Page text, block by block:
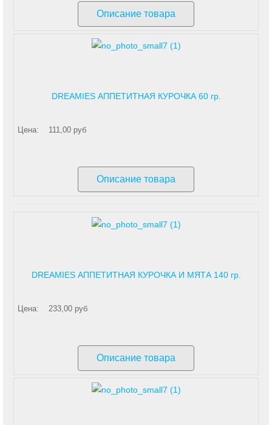
Описание товара
DREAMIES АППЕТИТНАЯ КУРОЧКА 60 гр.
Цена: 111,00 руб
Описание товара
DREAMIES АППЕТИТНАЯ КУРОЧКА И МЯТА 140 гр.
Цена: 233,00 руб
Описание товара